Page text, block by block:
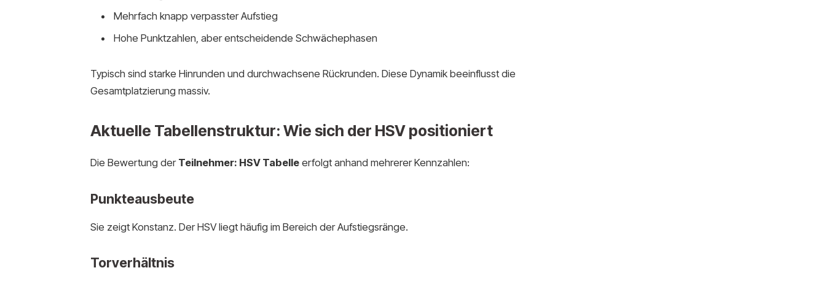
Mehrfach knapp verpasster Aufstieg
Hohe Punktzahlen, aber entscheidende Schwächephasen
Typisch sind starke Hinrunden und durchwachsene Rückrunden. Diese Dynamik beeinflusst die
Gesamtplatzierung massiv.
Aktuelle Tabellenstruktur: Wie sich der HSV positioniert
Die Bewertung der Teilnehmer: HSV Tabelleerfolgt anhand mehrerer Kennzahlen:
Punkteausbeute
Sie zeigt Konstanz. Der HSV liegt häufig im Bereich der Aufstiegsränge.
Torverhältnis